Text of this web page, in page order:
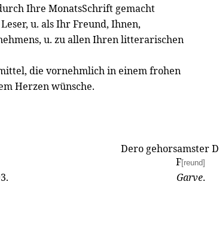
Ihre MonatsSchrift gemacht
u. als Ihr Freund, Ihnen,
u. zu allen Ihren litterarischen
die vornehmlich in einem frohen
Herzen wünsche.
Dero gehorsamster D
F[reund]
Garve.